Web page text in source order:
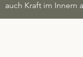
auch Kraft im Innern